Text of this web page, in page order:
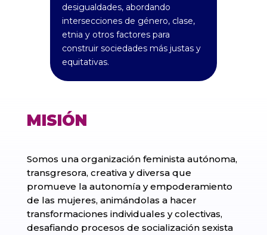
desigualdades, abordando
intersecciones de género, clase,
etnia y otros factores para
construir sociedades más justas y
equitativas.
MISIÓN
Somos una organización feminista autónoma,
transgresora, creativa y diversa que
promueve la autonomía y empoderamiento
de las mujeres, animándolas a hacer
transformaciones individuales y colectivas,
desafiando procesos de socialización sexista